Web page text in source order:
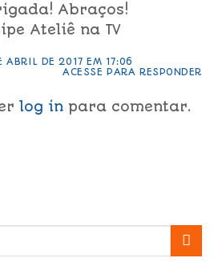
Abraços!
Ateliê na TV
ABRIL DE 2017 EM 17:06
ACESSE PARA RESPONDER
log in para comentar.